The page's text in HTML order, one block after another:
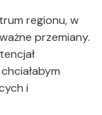
regionu, w
przemiany.
i